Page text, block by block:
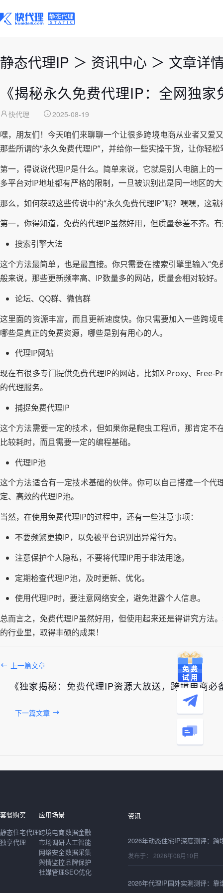
静态代理IP ＞ 资讯中心 ＞ 文章详
《揭秘永久免费代理IP：全网独
快代理 2025-08-19
嘿，朋友们！今天咱们来聊聊一个让很多跨境电商从业者又
那些所谓的“永久免费代理IP”，并给你一些实操干货，让你轻
第一，得说说代理IP是什么。简单来说，它就是别人电脑上的
多平台对IP地址都有严格的限制，一旦被识别出是同一地区的
那么，如何获取这些传说中的“永久免费代理IP”呢？嘿嘿，这
第一，你得知道，免费的代理IP虽然好用，但质量参差不齐。
搜索引擎大法
这个方法最简单，也是最直接。你只需要在搜索引擎里输入“
般来说，那些更新频率高、IP数量多的网站，质量会相对较好。
论坛、QQ群、微信群
这里面的资源丰富，而且更新速度快。你只需要加入一些跨
哪些是真正的免费资源，哪些是别有用心的人。
代理IP网站
现在有很多专门提供免费代理IP的网站，比如X-Proxy、
的代理服务。
捕捉免费代理IP
这个方法需要一定的技术，但如果你是爬虫工程师，那肯定
比较耗时，而且需要一定的编程基础。
代理IP池
这个方法适合有一定技术基础的伙伴。你可以自己搭建一个
定、高效的代理IP池。
当然，在使用免费代理IP的过程中，还有一些注意事项：
不要频繁更换IP，以免被平台识别出异常行为。
注意保护个人隐私，不要将代理IP用于非法用途。
定期检查代理IP池，及时更新、优化。
使用代理IP时，要注意网络安全，避免泄露个人信息。
总而言之，免费代理IP虽然好用，但使用起来还是得讲究方法
的行业里，取得丰硕的成果！
上一篇文章
《独家揭秘：免费代理IP资源大放送，跨境电商必
下一篇文章
套餐购买
静态住宅代理
独享代理
应用场景
跨境电商
市场调研
网络安全
舆情监控
社媒管理
数据金融
人工智能
数据采集
品牌保护
SEO优化
资讯
发布于： 2026年08月10日
发布于： 2026年08月10日